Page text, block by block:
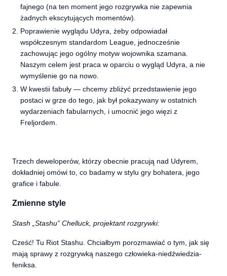
fajnego (na ten moment jego rozgrywka nie zapewnia
żadnych ekscytujących momentów).
Poprawienie wyglądu Udyra, żeby odpowiadał
współczesnym standardom League, jednocześnie
zachowując jego ogólny motyw wojownika szamana.
Naszym celem jest praca w oparciu o wygląd Udyra, a nie
wymyślenie go na nowo.
W kwestii fabuły — chcemy zbliżyć przedstawienie jego
postaci w grze do tego, jak był pokazywany w ostatnich
wydarzeniach fabularnych, i umocnić jego więzi z
Freljordem.
Trzech deweloperów, którzy obecnie pracują nad Udyrem,
dokładniej omówi to, co badamy w stylu gry bohatera, jego
grafice i fabule.
Zmienne style
Stash „Stashu” Chelluck, projektant rozgrywki:
Cześć! Tu Riot Stashu. Chciałbym porozmawiać o tym, jak się
mają sprawy z rozgrywką naszego człowieka-niedźwiedzia-
feniksa.